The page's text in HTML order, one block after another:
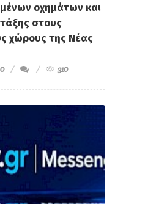
οχημάτων και
στους
χώρους της Νέας
310